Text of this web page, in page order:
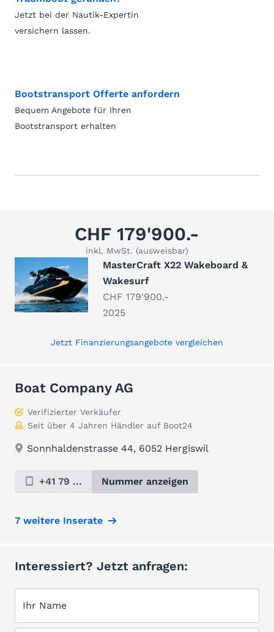
Jetzt bei der Nautik-Expertin
versichern lassen.
Bootstransport Offerte anfordern
Bequem Angebote für Ihren
Bootstransport erhalten
CHF 179'900.-
inkl. MwSt. (ausweisbar)
MasterCraft X22 Wakeboard &
Wakesurf
CHF 179'900.-
2025
Jetzt Finanzierungsangebote vergleichen
Boat Company AG
Verifizierter Verkäufer
Seit über 4 Jahren Händler auf Boot24
Sonnhaldenstrasse 44, 6052 Hergiswil
+41 79 ... Nummer anzeigen
7 weitere Inserate
Interessiert? Jetzt anfragen:
Ihr Name